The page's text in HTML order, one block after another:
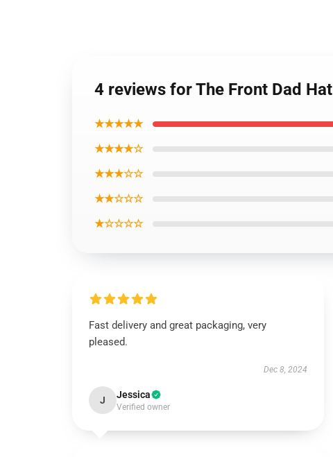
4 reviews for The Front Dad Hat
★★★★★
★★★★☆
★★★☆☆
★★☆☆☆
★☆☆☆☆
Fast delivery and great packaging, very
pleased.
Dec 8, 2024
J Jessica
Verified owner